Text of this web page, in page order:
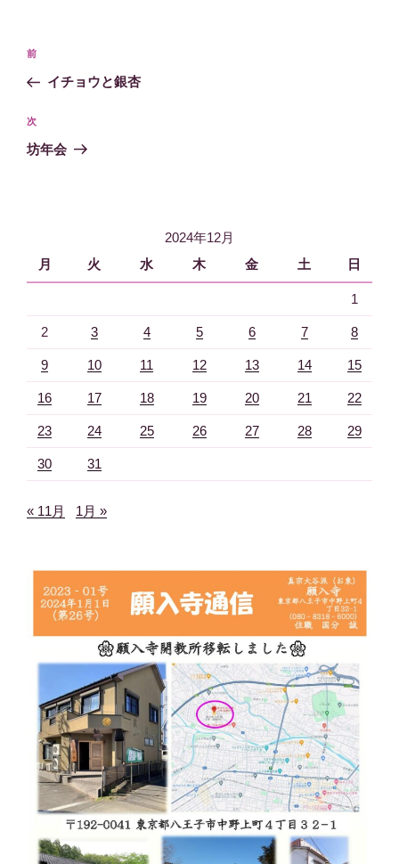
投
ナ
ビ
ゲ
過
去
投
稿
前
イチョウと銀杏
次
の
次
坊年会
2024年12月
月
火 水 木 金 土 日
1
2 3 4 5 6 7 8
9 10 11 12 13 14 15
16 17 18 19 20 21 22
23 24 25 26 27 28 29
30 31
« 11月 1月 »